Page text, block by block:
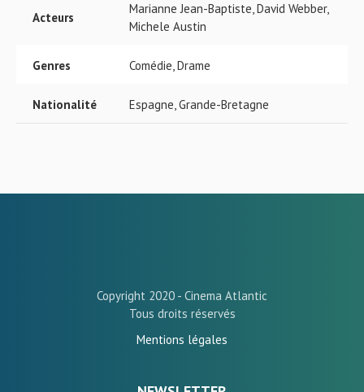
Acteurs
Marianne Jean-Baptiste, David Webber,
Michele Austin
Genres Comédie, Drame
Nationalité Espagne, Grande-Bretagne
Copyright 2020 - Cinema Atlantic
Tous droits réservés
Mentions légales